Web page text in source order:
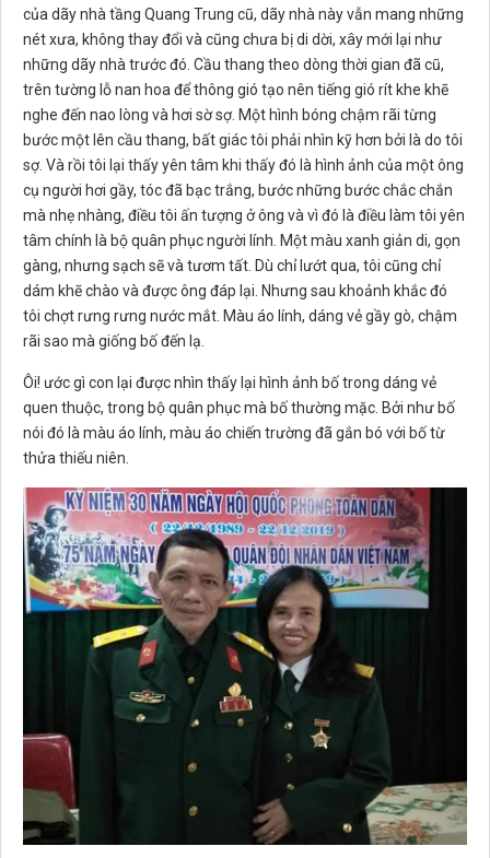
của dãy nhà tầng Quang Trung cũ, dãy nhà này vẫn mang những
nét xưa, không thay đổi và cũng chưa bị di dời, xây mới lại như
những dãy nhà trước đó. Cầu thang theo dòng thời gian đã cũ,
trên tường lỗ nan hoa để thông gió tạo nên tiếng gió rít khe khẽ
nghe đến nao lòng và hơi sờ sợ. Một hình bóng chậm rãi từng
bước một lên cầu thang, bất giác tôi phải nhìn kỹ hơn bởi là do tôi
sợ. Và rồi tôi lại thấy yên tâm khi thấy đó là hình ảnh của một ông
cụ người hơi gầy, tóc đã bạc trắng, bước những bước chắc chắn
mà nhẹ nhàng, điều tôi ấn tượng ở ông và vì đó là điều làm tôi yên
tâm chính là bộ quân phục người lính. Một màu xanh giản di, gọn
gàng, nhưng sạch sẽ và tươm tất. Dù chỉ lướt qua, tôi cũng chỉ
dám khẽ chào và được ông đáp lại. Nhưng sau khoảnh khắc đó
tôi chợt rưng rưng nước mắt. Màu áo lính, dáng vẻ gầy gò, chậm
rãi sao mà giống bố đến lạ.
Ôi! ước gì con lại được nhìn thấy lại hình ảnh bố trong dáng vẻ
quen thuộc, trong bộ quân phục mà bố thường mặc. Bởi như bố
nói đó là màu áo lính, màu áo chiến trường đã gắn bó với bố từ
thửa thiếu niên.